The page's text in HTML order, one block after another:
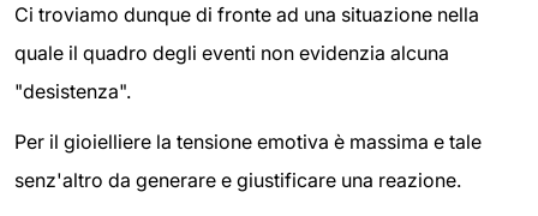
Ci troviamo dunque di fronte ad una situazione nella
quale il quadro degli eventi non evidenzia alcuna
"desistenza".
Per il gioielliere la tensione emotiva è massima e tale
senz'altro da generare e giustificare una reazione.